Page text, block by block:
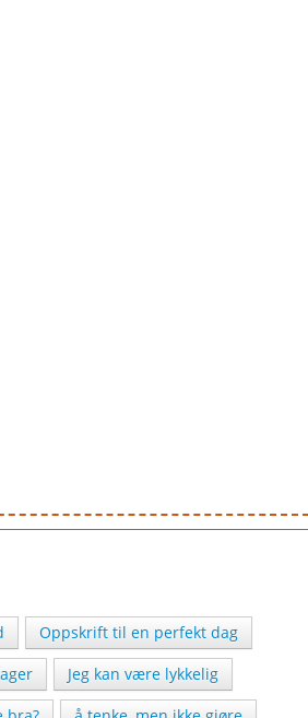
Oppskrift til en perfekt dag
Jeg kan være lykkelig